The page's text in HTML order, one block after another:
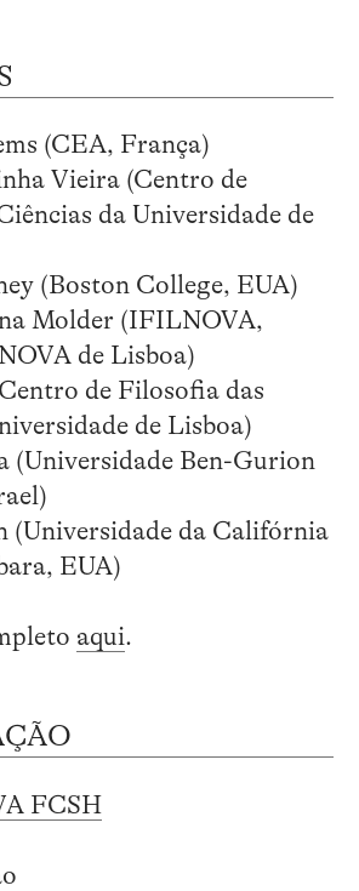
(CEA, França)
Vieira (Centro de
da Universidade de
(Boston College, EUA)
Molder (IFILNOVA,
de Lisboa)
de Filosofia das
de Lisboa)
(Universidade Ben-Gurion
(Universidade da Califórnia
EUA)
aqui.
FCSH